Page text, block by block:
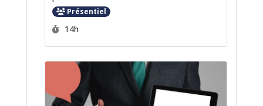
Présentiel
Durée :
14h